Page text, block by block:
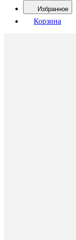
Избранное
Корзина